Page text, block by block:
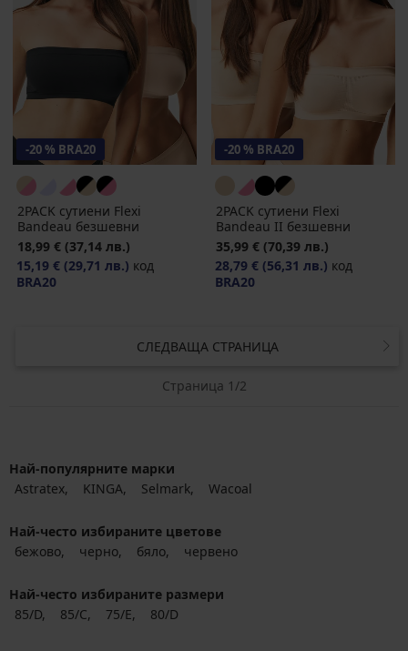
-20 % BRA20
2PACK сутиени Flexi
Bandeau безшевни
18,99 € (37,14 лв.)
15,19 € (29,71 лв.) код
BRA20
-20 % BRA20
2PACK сутиени Flexi
Bandeau II безшевни
35,99 € (70,39 лв.)
28,79 € (56,31 лв.) код
BRA20
СЛЕДВАЩА СТРАНИЦА
Страница 1/2
Най-популярните марки
Astratex
KINGA Selmark Wacoal
Най-често избираните цветове
бежово
черно бяло червено
Най-често избираните размери
85/D
85/C 75/E 80/D